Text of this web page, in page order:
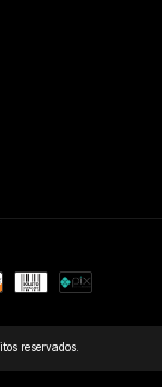
reservados.